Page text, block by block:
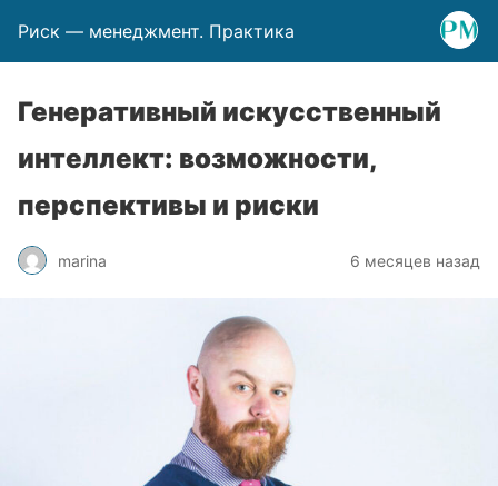
Риск — менеджмент. Практика
Генеративный искусственный
интеллект: возможности,
перспективы и риски
marina 6 месяцев назад